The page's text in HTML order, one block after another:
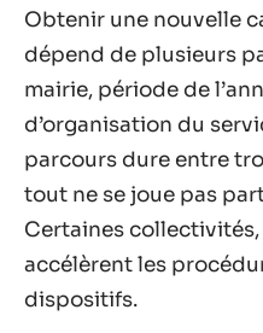
Obtenir une nouvelle
dépend de plusieurs
mairie, période de
d’organisation du
parcours dure entre
tout ne se joue pas
Certaines
accélèrent les
dispositifs.